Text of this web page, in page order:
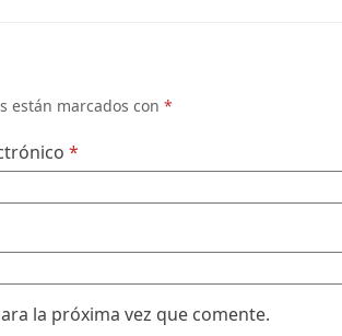
están marcados con*
*
la próxima vez que comente.